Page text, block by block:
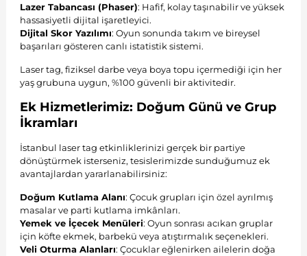
Lazer Tabancası (Phaser): Hafif, kolay taşınabilir ve yüksek
hassasiyetli dijital işaretleyici.
Dijital Skor Yazılımı: Oyun sonunda takım ve bireysel
başarıları gösteren canlı istatistik sistemi.
Laser tag, fiziksel darbe veya boya topu içermediği için her
yaş grubuna uygun, %100 güvenli bir aktivitedir.
Ek Hizmetlerimiz: Doğum Günü ve Grup
İkramları
İstanbul laser tag etkinliklerinizi gerçek bir partiye
dönüştürmek isterseniz, tesislerimizde sunduğumuz ek
avantajlardan yararlanabilirsiniz:
Doğum Kutlama Alanı: Çocuk grupları için özel ayrılmış
masalar ve parti kutlama imkânları.
Yemek ve İçecek Menüleri: Oyun sonrası acıkan gruplar
için köfte ekmek, barbekü veya atıştırmalık seçenekleri.
Veli Oturma Alanları: Çocuklar eğlenirken ailelerin doğa